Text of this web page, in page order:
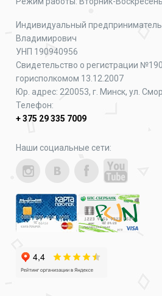
Индивидуальный
Владимирович
УНП 190940956
Свидетельство о регистрации
горисполкомом 13.12.2007
Юр. адрес: 220053, г. Минск, ул.
Телефон:
+ 375 29 335 7009
Наши социальные сети: